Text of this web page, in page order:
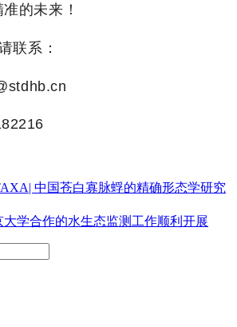
的未来！
联系：
中国苍白寡脉蜉的精确形态学研究
大学合作的水生态监测工作顺利开展